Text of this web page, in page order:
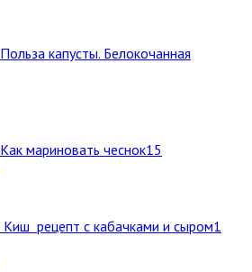
Польза капусты. Белокочанная
Как мариновать чеснок15
Киш рецепт с кабачками и сыром1